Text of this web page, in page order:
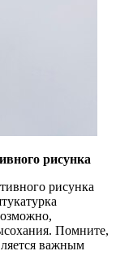
рисунка
рисунка
Помните,
важным